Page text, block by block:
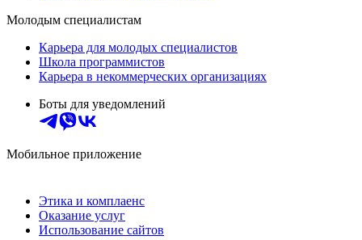
Молодым специалистам
Карьера для молодых специалистов
Школа программистов
Карьера в некоммерческих организациях
Боты для уведомлений
Мобильное приложение
Этика и комплаенс
Оказание услуг
Использование сайтов